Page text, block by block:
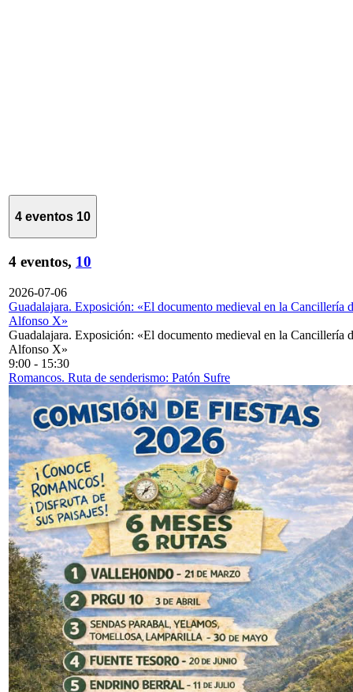
4 eventos 10
4 eventos, 10
2026-07-06
Guadalajara. Exposición: «El documento medieval en la Cancillería
Alfonso X»
Guadalajara. Exposición: «El documento medieval en la Cancillería
Alfonso X»
9:00 - 15:30
Romancos. Ruta de senderismo: Patón Sufre